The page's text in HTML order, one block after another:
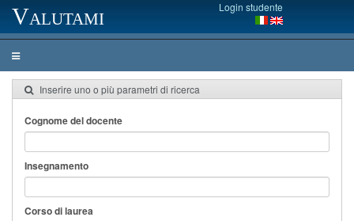
Valutami Login studente
Inserire uno o più parametri di ricerca
Cognome del docente
Insegnamento
Corso di laurea